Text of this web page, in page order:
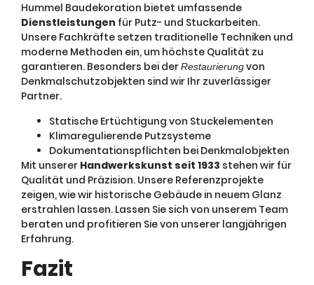
Hummel Baudekoration bietet umfassende
Dienstleistungen für Putz- und Stuckarbeiten.
Unsere Fachkräfte setzen traditionelle Techniken und
moderne Methoden ein, um höchste Qualität zu
garantieren. Besonders bei derRestaurierungvon
Denkmalschutzobjekten sind wir Ihr zuverlässiger
Partner.
Statische Ertüchtigung von Stuckelementen
Klimaregulierende Putzsysteme
Dokumentationspflichten bei Denkmalobjekten
Mit unserer Handwerkskunst seit 1933 stehen wir für
Qualität und Präzision. Unsere Referenzprojekte
zeigen, wie wir historische Gebäude in neuem Glanz
erstrahlen lassen. Lassen Sie sich von unserem Team
beraten und profitieren Sie von unserer langjährigen
Erfahrung.
Fazit